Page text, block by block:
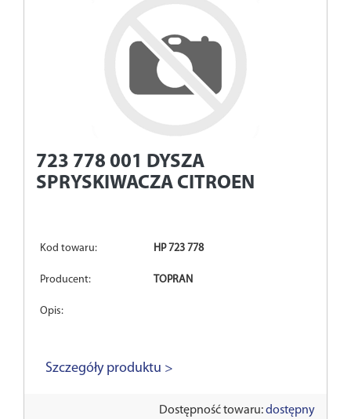
723 778 001 DYSZA
SPRYSKIWACZA CITROEN
Kod towaru: HP 723 778
Producent: TOPRAN
Opis:
Szczegóły produktu >
Dostępność towaru:dostępny